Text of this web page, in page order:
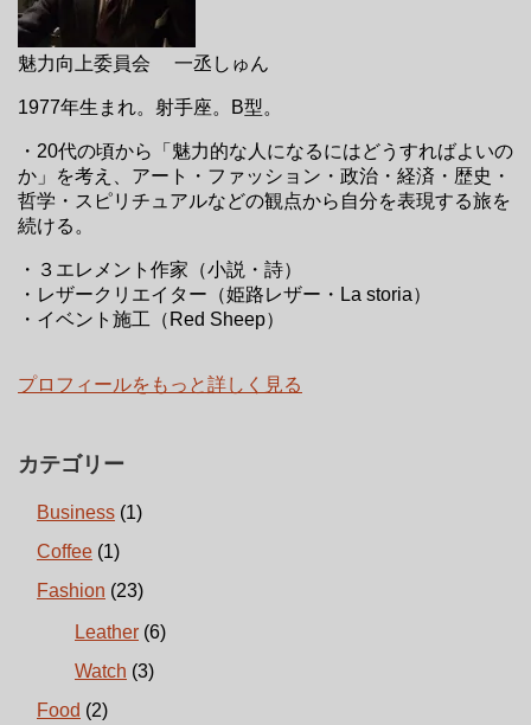
魅力向上委員会 一丞しゅん
1977年生まれ。射手座。B型。
・20代の頃から「魅力的な人になるにはどうすればよいの
か」を考え、アート・ファッション・政治・経済・歴史・
哲学・スピリチュアルなどの観点から自分を表現する旅を
続ける。
・３エレメント作家（小説・詩）
・レザークリエイター（姫路レザー・La storia）
・イベント施工（Red Sheep）
プロフィールをもっと詳しく見る
カテゴリー
Business (1)
Coffee (1)
Fashion (23)
Leather (6)
Watch (3)
Food (2)